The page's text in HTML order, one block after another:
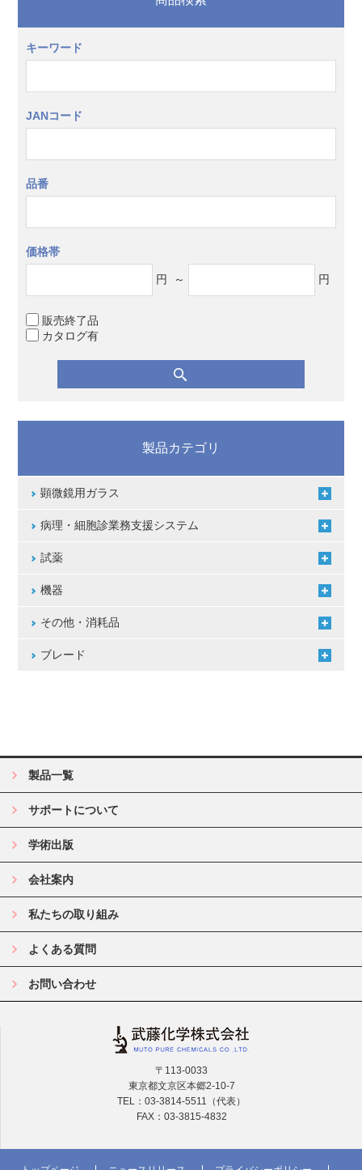
キーワード
JANコード
品番
価格帯
円 ～ 円
販売終了品
カタログ有
製品カテゴリ
顕微鏡用ガラス
病理・細胞診業務支援システム
試薬
機器
その他・消耗品
ブレード
製品一覧
サポートについて
学術出版
会社案内
私たちの取り組み
よくある質問
お問い合わせ
〒113-0033
東京都文京区本郷2-10-7
TEL：03-3814-5511（代表）
FAX：03-3815-4832